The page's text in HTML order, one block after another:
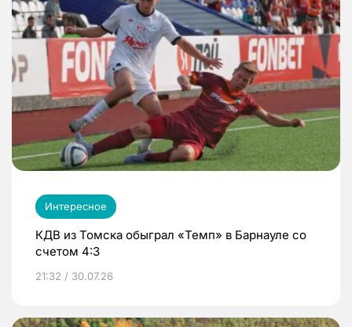
Интересное
КДВ из Томска обыграл «Темп» в Барнауле со
счетом 4:3
21:32 / 30.07.26